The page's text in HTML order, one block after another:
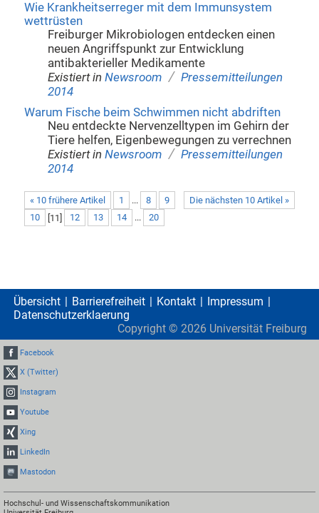
Wie Krankheitserreger mit dem Immunsystem
wettrüsten
Freiburger Mikrobiologen entdecken einen
neuen Angriffspunkt zur Entwicklung
antibakterieller Medikamente
Existiert in Newsroom / Pressemitteilungen
2014
Warum Fische beim Schwimmen nicht abdriften
Neu entdeckte Nervenzelltypen im Gehirn der
Tiere helfen, Eigenbewegungen zu verrechnen
Existiert in Newsroom / Pressemitteilungen
2014
« 10 frühere Artikel Die nächsten 10 Artikel »
1 ... 8
9
10
[11] 12 13 14 ... 20
Übersicht Barrierefreiheit Kontakt
Impressum
Datenschutzerklaerung
Copyright © 2026 Universität Freiburg
Facebook
X (Twitter)
Instagram
Youtube
Xing
LinkedIn
Mastodon
Hochschul- und Wissenschaftskommunikation